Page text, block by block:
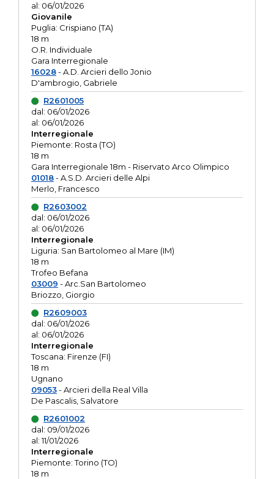
al: 06/01/2026
Giovanile
Puglia: Crispiano (TA)
18 m
O.R. Individuale
Gara Interregionale
16028- A.D. Arcieri dello Jonio
D'ambrogio, Gabriele
R2601005
dal: 06/01/2026
al: 06/01/2026
Interregionale
Piemonte: Rosta (TO)
18 m
Gara Interregionale 18m - Riservato Arco Olimpico
01018- A.S.D. Arcieri delle Alpi
Merlo, Francesco
R2603002
dal: 06/01/2026
al: 06/01/2026
Interregionale
Liguria: San Bartolomeo al Mare (IM)
18 m
Trofeo Befana
03009 - Arc.San Bartolomeo
Briozzo, Giorgio
R2609003
dal: 06/01/2026
al: 06/01/2026
Interregionale
Toscana: Firenze (FI)
18 m
Ugnano
09053- Arcieri della Real Villa
De Pascalis, Salvatore
R2601002
dal: 09/01/2026
al: 11/01/2026
Interregionale
Piemonte: Torino (TO)
18 m